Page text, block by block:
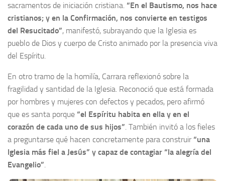
sacramentos de iniciación cristiana. “En el Bautismo, nos hace
cristianos; y en la Confirmación, nos convierte en testigos
del Resucitado”, manifestó, subrayando que la Iglesia es
pueblo de Dios y cuerpo de Cristo animado por la presencia viva
del Espíritu.
En otro tramo de la homilía, Carrara reflexionó sobre la
fragilidad y santidad de la Iglesia. Reconoció que está formada
por hombres y mujeres con defectos y pecados, pero afirmó
que es santa porque “el Espíritu habita en ella y en el
corazón de cada uno de sus hijos”. También invitó a los fieles
a preguntarse qué hacen concretamente para construir“una
Iglesia más fiel a Jesús” y capaz de contagiar “la alegría del
Evangelio”.